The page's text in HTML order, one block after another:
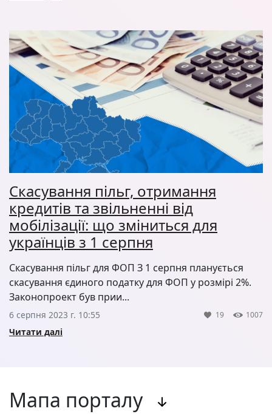
Скасування пільг, отримання
кредитів та звільненні від
мобілізації: що зміниться для
українців з 1 серпня
Скасування пільг для ФОП З 1 серпня планується
скасування єдиного податку для ФОП у розмірі 2%.
Законопроект був прии...
6 серпня 2023 г. 10:55 19 1007
Читати далі
Мапа порталу